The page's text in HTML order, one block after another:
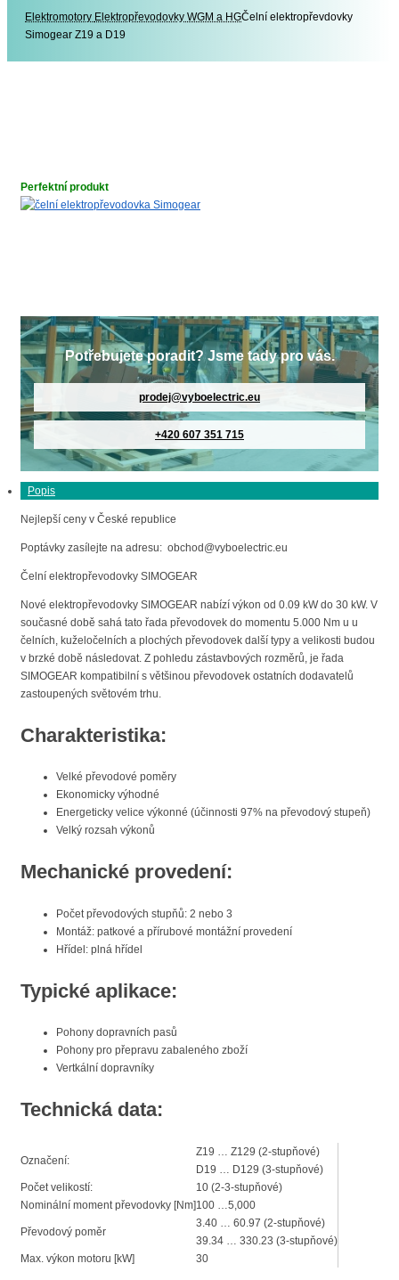
Elektromotory Elektromotory
Elektropřevodovky WGM a HGČelní elektropřevdovky
Simogear Z19 a D19
Perfektní produkt
Potřebujete poradit? Jsme tady pro vás.
prodej@vyboelectric.eu
+420 607 351 715
Popis
Nejlepší ceny v České republice
Poptávky zasílejte na adresu: obchod@vyboelectric.eu
Čelní elektropřevodovky SIMOGEAR
Nové elektropřevodovky SIMOGEAR nabízí výkon od 0.09 kW do 30 kW. V
současné době sahá tato řada převodovek do momentu 5.000 Nm u u
čelních, kuželočelních a plochých převodovek další typy a velikosti budou
v brzké době následovat. Z pohledu zástavbových rozměrů, je řada
SIMOGEAR kompatibilní s většinou převodovek ostatních dodavatelů
zastoupených světovém trhu.
Charakteristika:
Velké převodové poměry
Ekonomicky výhodné
Energeticky velice výkonné (účinnosti 97% na převodový stupeň)
Velký rozsah výkonů
Mechanické provedení:
Počet převodových stupňů: 2 nebo 3
Montáž: patkové a přírubové montážní provedení
Hřídel: plná hřídel
Typické aplikace:
Pohony dopravních pasů
Pohony pro přepravu zabaleného zboží
Vertkální dopravníky
Technická data:
Označení:
Z19 … Z129 (2-stupňové)
D19 … D129 (3-stupňové)
Počet velikostí:
10 (2-3-stupňové)
Nominální moment převodovky [Nm]100 …5,000
Převodový poměr
3.40 … 60.97 (2-stupňové)
39.34 … 330.23 (3-stupňové)
Max. výkon motoru [kW]
30